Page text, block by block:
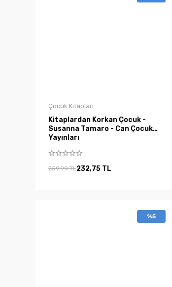
Çocuk Kitapları
Kitaplardan Korkan Çocuk -
Susanna Tamaro - Can Çocuk
Yayınları
259,99 TL232,75 TL
%5